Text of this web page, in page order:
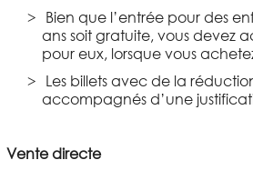
Bien que l’entrée pour des
ans soit gratuite, vous devez
pour eux, lorsque vous
Les billets avec de la
accompagnés d’une
Vente directe